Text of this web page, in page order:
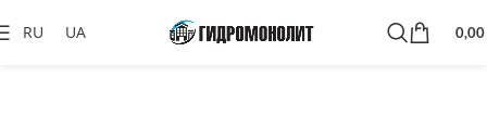
RU UA 0,00